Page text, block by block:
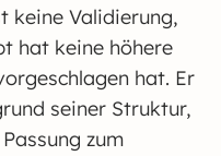
keine Validierung,
hat keine höhere
hat. Er
seiner Struktur,
zum